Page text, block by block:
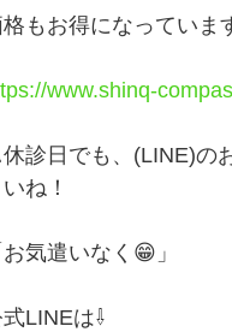
もお得になっていま
www.shinq-
休診日でも、(LINE)の
いね！
お気遣いなく😁」
LINEは⇩